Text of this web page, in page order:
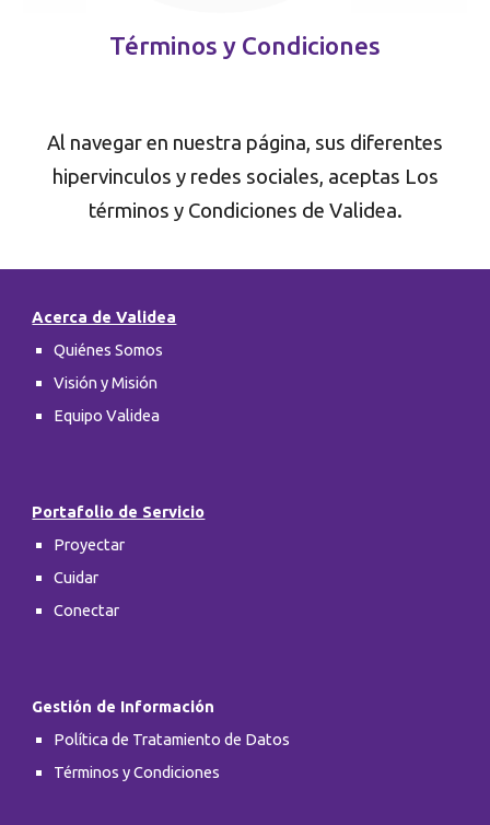
Términos y Condiciones
Al navegar en nuestra página, sus diferentes
hipervinculos y redes sociales, aceptas Los
términos y Condiciones de Validea.
Acerca de Validea
Quiénes Somos
Visión y Misión
Equipo Validea
Portafolio de Servicio
Proyectar
Cuidar
Conectar
Gestión de Información
Política de Tratamiento de Datos
Términos y Condiciones